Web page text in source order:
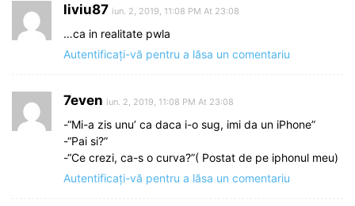
liviu87 iun. 2, 2019, 11:08 PM At 23:08
…ca in realitate pwla
Autentificați-vă pentru a lăsa un comentariu
7even iun. 2, 2019, 11:08 PM At 23:08
-“Mi-a zis unu’ ca daca i-o sug, imi da un iPhone”
-“Pai si?”
-“Ce crezi, ca-s o curva?”( Postat de pe iphonul meu)
Autentificați-vă pentru a lăsa un comentariu